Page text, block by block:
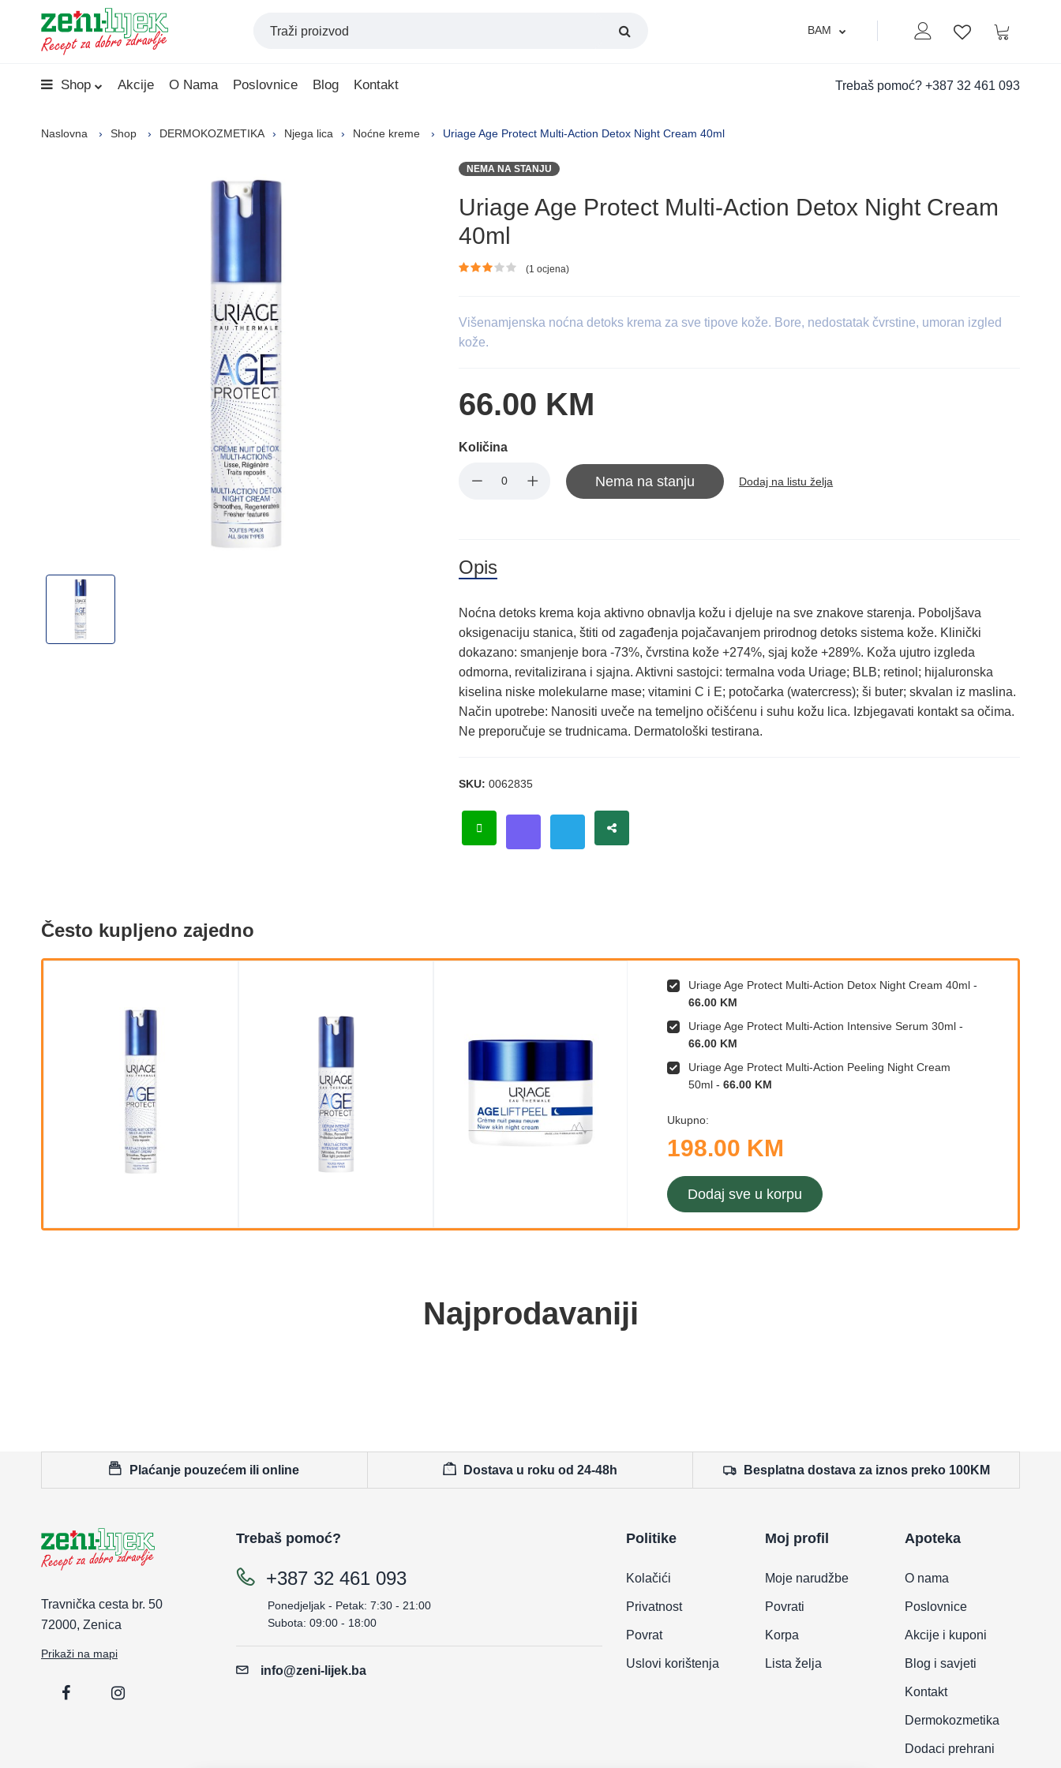
Moj nalogLista zelja
Korpa
BAM
Shop Akcije O Nama Poslovnice Blog Kontakt Trebaš pomoć? +387 32 461 093
Naslovna Shop DERMOKOZMETIKA Njega lica Noćne kreme Uriage Age Protect Multi-Action Detox Night Cream 40ml
NEMA NA STANJU
Uriage Age Protect Multi-Action Detox Night Cream
40ml
Ocjena proizvoda
(1 ocjena)
Višenamjenska noćna detoks krema za sve tipove kože. Bore, nedostatak čvrstine, umoran izgled
kože.
66.00 KM
Količina
Nema na stanju Dodaj na listu želja
Opis
Noćna detoks krema koja aktivno obnavlja kožu i djeluje na sve znakove starenja. Poboljšava
oksigenaciju stanica, štiti od zagađenja pojačavanjem prirodnog detoks sistema kože. Klinički
dokazano: smanjenje bora -73%, čvrstina kože +274%, sjaj kože +289%. Koža ujutro izgleda
odmorna, revitalizirana i sjajna. Aktivni sastojci: termalna voda Uriage; BLB; retinol; hijaluronska
kiselina niske molekularne mase; vitamini C i E; potočarka (watercress); ši buter; skvalan iz maslina.
Način upotrebe: Nanositi uveče na temeljno očišćenu i suhu kožu lica. Izbjegavati kontakt sa očima.
Ne preporučuje se trudnicama. Dermatološki testirana.
SKU:0062835
Često kupljeno zajedno
Uriage Age Protect Multi-Action Detox Night Cream 40ml -
66.00 KM
Uriage Age Protect Multi-Action Intensive Serum 30ml -
66.00 KM
Uriage Age Protect Multi-Action Peeling Night Cream
50ml -66.00 KM
Ukupno:
198.00 KM
Dodaj sve u korpu
Najprodavaniji
Plaćanje pouzećem ili online Dostava u roku od 24-48h Besplatna dostava za iznos preko 100KM
Travnička cesta br. 50
72000, Zenica
Prikaži na mapi
Trebaš pomoć?
+387 32 461 093
Ponedjeljak - Petak: 7:30 - 21:00
Subota: 09:00 - 18:00
info@zeni-lijek.ba
Politike
Kolačići
Privatnost
Povrat
Uslovi korištenja
Moj profil
Moje narudžbe
Povrati
Korpa
Lista želja
Apoteka
O nama
Poslovnice
Akcije i kuponi
Blog i savjeti
Kontakt
Dermokozmetika
Dodaci prehrani